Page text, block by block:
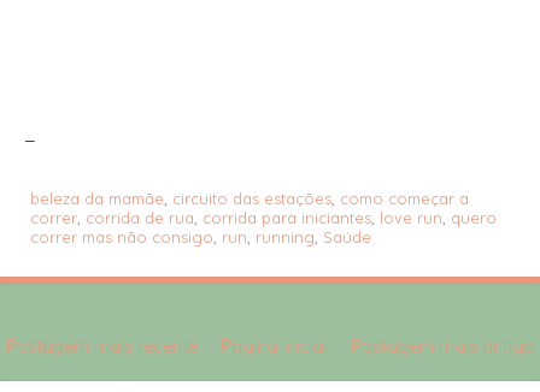
beleza da mamãe circuito das estações como começar a
correr corrida de rua corrida para iniciantes love run quero
correr mas não consigo run running Saúde
Postagem mais recente Postagem mais antiga
Página inicial